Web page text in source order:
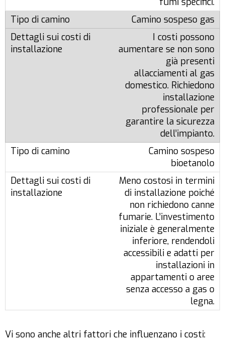
Camino sospeso gas
I costi possono
aumentare se non sono
già presenti
allacciamenti al gas
domestico. Richiedono
installazione
professionale per
garantire la sicurezza
dell’impianto.
Camino sospeso
bioetanolo
Meno costosi in termini
di installazione poiché
non richiedono canne
fumarie. L’investimento
iniziale è generalmente
inferiore, rendendoli
accessibili e adatti per
installazioni in
appartamenti o aree
senza accesso a gas o
legna.
Vi sono anche altri fattori che influenzano i costi: